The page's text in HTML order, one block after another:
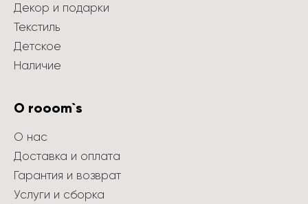
Декор и подарки
Текстиль
Детское
Наличие
О rooom`s
О нас
Доставка и оплата
Гарантия и возврат
Услуги и сборка